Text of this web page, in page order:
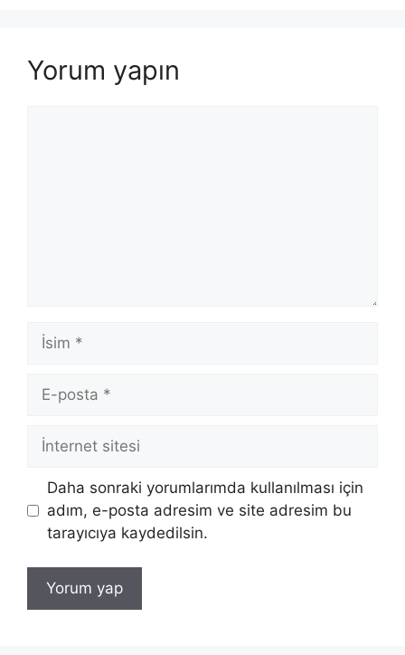
Yorum yapın
İsim
posta
İnternet
sitesi
Daha sonraki yorumlarımda kullanılması için
adım, e-posta adresim ve site adresim bu
tarayıcıya kaydedilsin.